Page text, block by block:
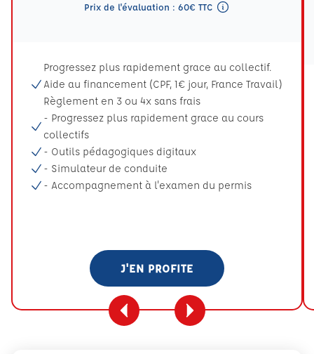
Prix de l'évaluation : 60€ TTC
Progressez plus rapidement grace au collectif.
Aide au financement (CPF, 1€ jour, France Travail)
Règlement en 3 ou 4x sans frais
- Progressez plus rapidement grace au cours
collectifs
- Outils pédagogiques digitaux
- Simulateur de conduite
- Accompagnement à l'examen du permis
J'EN PROFITE